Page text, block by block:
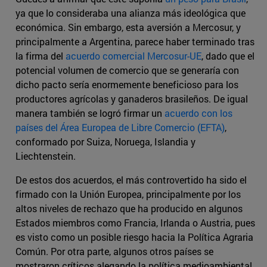
ya que lo consideraba una alianza más ideológica que
económica. Sin embargo, esta aversión a Mercosur, y
principalmente a Argentina, parece haber terminado tras
la firma del acuerdo comercial Mercosur-UE, dado que el
potencial volumen de comercio que se generaría con
dicho pacto sería enormemente beneficioso para los
productores agrícolas y ganaderos brasileños. De igual
manera también se logró firmar un acuerdo con los
países del Área Europea de Libre Comercio (EFTA),
conformado por Suiza, Noruega, Islandia y
Liechtenstein.
De estos dos acuerdos, el más controvertido ha sido el
firmado con la Unión Europea, principalmente por los
altos niveles de rechazo que ha producido en algunos
Estados miembros como Francia, Irlanda o Austria, pues
es visto como un posible riesgo hacia la Política Agraria
Común. Por otra parte, algunos otros países se